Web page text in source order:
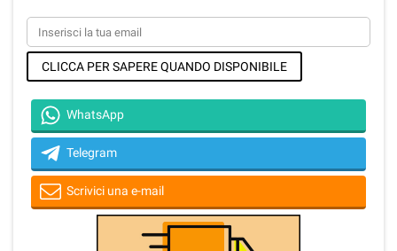
CLICCA PER SAPERE QUANDO DISPONIBILE
WhatsApp
Telegram
Scrivici una e-mail